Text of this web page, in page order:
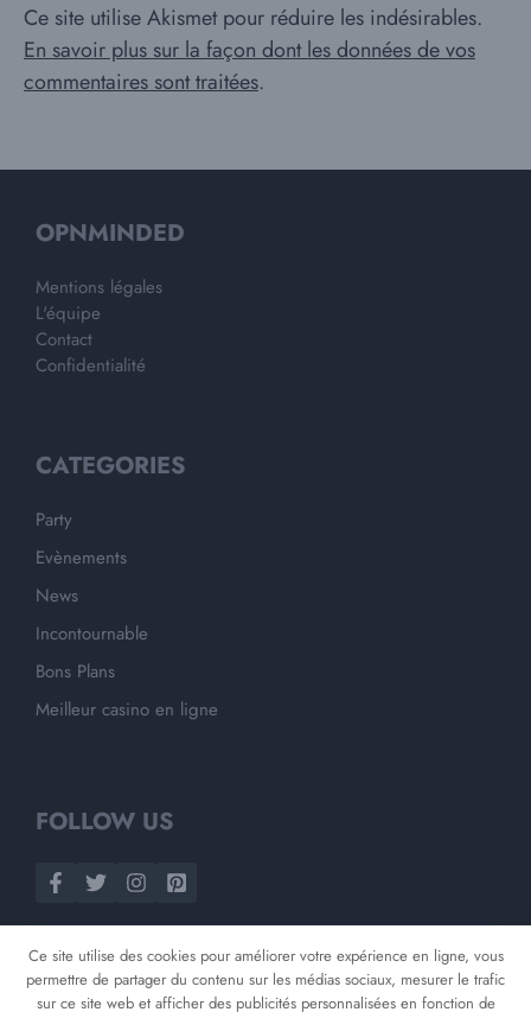
Ce site utilise Akismet pour réduire les indésirables.
En savoir plus sur la façon dont les données de vos
commentaires sont traitées.
OPNMINDED
Mentions légales
L'équipe
Contact
Confidentialité
CATEGORIES
Party
Evènements
News
Incontournable
Bons Plans
Meilleur casino en ligne
FOLLOW US
Ce site utilise des cookies pour améliorer votre expérience en ligne, vous
permettre de partager du contenu sur les médias sociaux, mesurer le trafic
sur ce site web et afficher des publicités personnalisées en fonction de